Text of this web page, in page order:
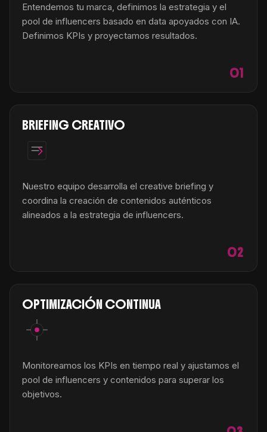
Entendemos tu marca, definimos la estrategia y el
pool de influencers basado en data apoyados con IA.
Definimos KPIs y proyectamos resultados.
01
BRIEFING CREATIVO
Nuestro equipo desarrolla el creative briefing y
coordina la creación de contenidos auténticos
alineados a la estrategia de influencers.
02
OPTIMIZACIÓN CONTINUA
Monitoreamos los KPIs en tiempo real y ajustamos el
pool de influencers y contenidos para superar los
objetivos.